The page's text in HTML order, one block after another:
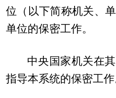
位（以下简称机关、
单位的保密工作。
中央国家机关在
指导本系统的保密工作